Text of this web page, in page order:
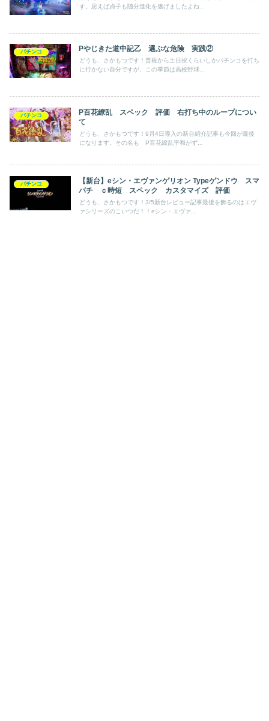
す。思えば貞子も随分進化を遂げましたよね...
パチンコ Pやじきた道中記乙 選ぶな危険 実践②
どうも、さかもつです！普段から土日祝くらいしかパチンコを打ち
に行かない自分ですが、この季節は高校野球...
パチンコ
P百花繚乱 スペック 評価 右打ち中のループについ
て
どうも、さかもつです！9月4日導入の新台紹介記事も今回が最後
になります。その名も P百花繚乱平和がず...
パチンコ
【新台】eシン・エヴァンゲリオン Typeゲンドウ スマ
パチ ｃ時短 スペック カスタマイズ 評価
どうも、さかもつです！3/5新台レビュー記事最後を飾るのはエヴ
ァシリーズのこいつだ！！eシン・エヴァ...